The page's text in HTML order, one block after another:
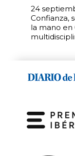
24
Confianza,
la mano en